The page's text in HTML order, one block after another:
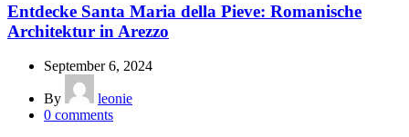
Entdecke Santa Maria della Pieve: Romanische
Architektur in Arezzo
September 6, 2024
By
leonie
0 comments